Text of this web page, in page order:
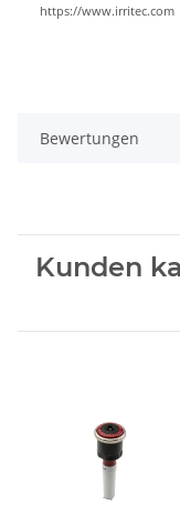
https://www.irritec.com
Bewertungen
Kunden